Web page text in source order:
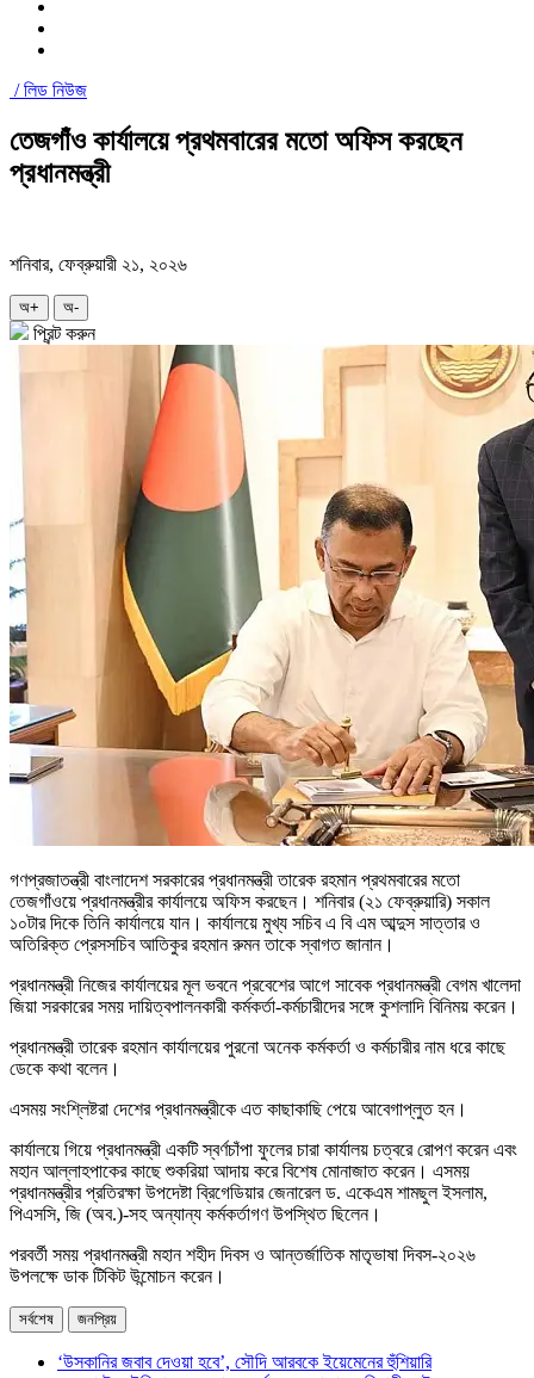
/লিড নিউজ
তেজগাঁও কার্যালয়ে প্রথমবারের মতো অফিস করছেন
প্রধানমন্ত্রী
শনিবার, ফেব্রুয়ারী ২১, ২০২৬
অ+ অ-
প্রিন্ট করুন
গণপ্রজাতন্ত্রী বাংলাদেশ সরকারের প্রধানমন্ত্রী তারেক রহমান প্রথমবারের মতো
তেজগাঁওয়ে প্রধানমন্ত্রীর কার্যালয়ে অফিস করছেন। শনিবার (২১ ফেব্রুয়ারি) সকাল
১০টার দিকে তিনি কার্যালয়ে যান। কার্যালয়ে মুখ্য সচিব এ বি এম আব্দুস সাত্তার ও
অতিরিক্ত প্রেসসচিব আতিকুর রহমান রুমন তাকে স্বাগত জানান।
প্রধানমন্ত্রী নিজের কার্যালয়ের মূল ভবনে প্রবেশের আগে সাবেক প্রধানমন্ত্রী বেগম খালেদা
জিয়া সরকারের সময় দায়িত্বপালনকারী কর্মকর্তা-কর্মচারীদের সঙ্গে কুশলাদি বিনিময় করেন।
প্রধানমন্ত্রী তারেক রহমান কার্যালয়ের পুরনো অনেক কর্মকর্তা ও কর্মচারীর নাম ধরে কাছে
ডেকে কথা বলেন।
এসময় সংশ্লিষ্টরা দেশের প্রধানমন্ত্রীকে এত কাছাকাছি পেয়ে আবেগাপ্লুত হন।
কার্যালয়ে গিয়ে প্রধানমন্ত্রী একটি স্বর্ণচাঁপা ফুলের চারা কার্যালয় চত্বরে রোপণ করেন এবং
মহান আল্লাহপাকের কাছে শুকরিয়া আদায় করে বিশেষ মোনাজাত করেন। এসময়
প্রধানমন্ত্রীর প্রতিরক্ষা উপদেষ্টা ব্রিগেডিয়ার জেনারেল ড. একেএম শামছুল ইসলাম,
পিএসসি, জি (অব.)-সহ অন্যান্য কর্মকর্তাগণ উপস্থিত ছিলেন।
পরবর্তী সময় প্রধানমন্ত্রী মহান শহীদ দিবস ও আন্তর্জাতিক মাতৃভাষা দিবস-২০২৬
উপলক্ষে ডাক টিকিট উন্মোচন করেন।
সর্বশেষ জনপ্রিয়
‘উসকানির জবাব দেওয়া হবে’, সৌদি আরবকে ইয়েমেনের হুঁশিয়ারি